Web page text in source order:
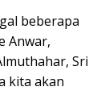
beberapa
Anwar,
Sri
kita akan